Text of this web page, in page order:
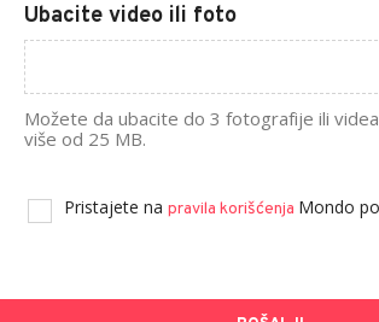
Ubacite video ili foto
Možete da ubacite do 3 fotografije ili
više od 25 MB.
Pristajete na pravila korišćenja Mondo